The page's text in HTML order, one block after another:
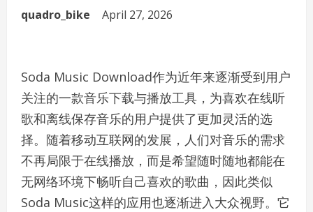
quadro_bike April 27, 2026
Soda Music Download作为近年来逐渐受到用户
关注的一款音乐下载与播放工具，为喜欢在线听
歌和离线保存音乐的用户提供了更加灵活的选
择。随着移动互联网的发展，人们对音乐的需求
不再局限于在线播放，而是希望随时随地都能在
无网络环境下畅听自己喜欢的歌曲，因此类似
Soda Music这样的应用也逐渐进入大众视野。它